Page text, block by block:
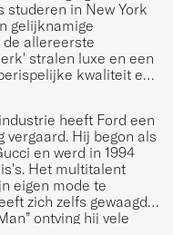
studeren in New York
gelijknamige
allereerste
stralen luxe en een
kwaliteit en
heeft Ford een
vergaard. Hij begon als
en werd in 1994
Het multitalent
eigen mode te
zich zelfs gewaagd
ontving hij vele